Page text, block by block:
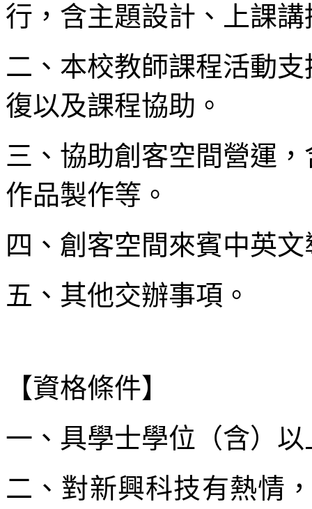
行，含主題設計、上課講
二、本校教師課程活動
復以及課程協助。
三、協助創客空間營運
作品製作等。
四、創客空間來賓中英
五、其他交辦事項。
【資格條件】
一、具學士學位（含）
二、對新興科技有熱情